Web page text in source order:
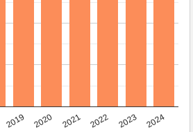
2019 2020 2021 2022 2023 2024